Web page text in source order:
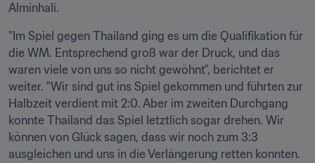
Alminhali.
"Im Spiel gegen Thailand ging es um die Qualifikation für
die WM. Entsprechend groß war der Druck, und das
waren viele von uns so nicht gewöhnt", berichtet er
weiter. "Wir sind gut ins Spiel gekommen und führten zur
Halbzeit verdient mit 2:0. Aber im zweiten Durchgang
konnte Thailand das Spiel letztlich sogar drehen. Wir
können von Glück sagen, dass wir noch zum 3:3
ausgleichen und uns in die Verlängerung retten konnten.